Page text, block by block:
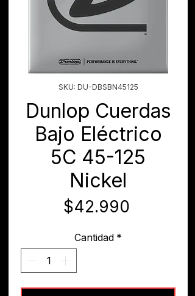
SKU: DU-DBSBN45125
Dunlop Cuerdas
Bajo Eléctrico
5C 45-125
Nickel
$42.990
Cantidad *